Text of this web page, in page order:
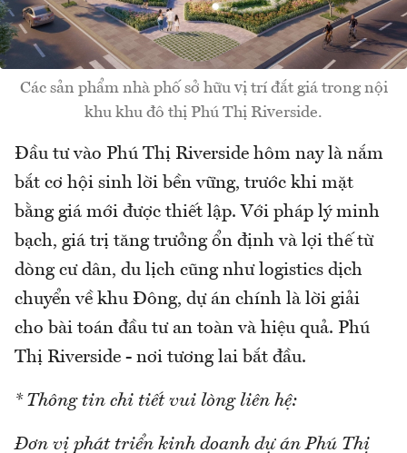
Các sản phẩm nhà phố sở hữu vị trí đắt giá trong nội
khu khu đô thị Phú Thị Riverside.
Đầu tư vào Phú Thị Riverside hôm nay là nắm
bắt cơ hội sinh lời bền vững, trước khi mặt
bằng giá mới được thiết lập. Với pháp lý minh
bạch, giá trị tăng trưởng ổn định và lợi thế từ
dòng cư dân, du lịch cũng như logistics dịch
chuyển về khu Đông, dự án chính là lời giải
cho bài toán đầu tư an toàn và hiệu quả. Phú
Thị Riverside - nơi tương lai bắt đầu.
* Thông tin chi tiết vui lòng liên hệ:
Đơn vị phát triển kinh doanh dự án Phú Thị